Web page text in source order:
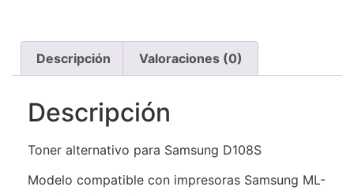
Descripción Valoraciones (0)
Descripción
Toner alternativo para Samsung D108S
Modelo compatible con impresoras Samsung ML-